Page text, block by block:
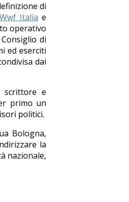
di
Wwf Italia e
operativo
di
ed eserciti
dai
scrittore e
primo un
politici.
Bologna,
la
nazionale,